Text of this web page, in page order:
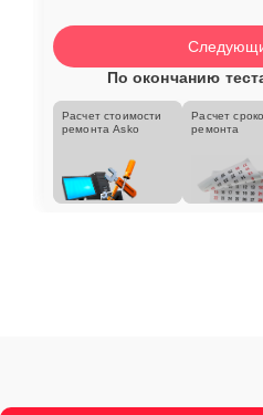
По окончанию
Расчет стоимости
ремонта Asko
Расчет
ремонта